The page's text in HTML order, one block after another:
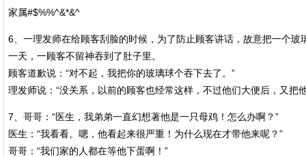
家属#$%%^&*&^
6、一理发师在给顾客刮脸的时候，为了防止顾客讲话，故意把一个玻
一天，一顾客不留神吞到了肚子里。
顾客道歉说：“对不起，我把你的玻璃球个吞下去了。”
理发师说：“没关系，以前的顾客也经常这样，不过他们大便后，又把
7、哥哥：“医生，我弟弟一直幻想著他是一只母鸡！怎么办啊？”
医生：“我看看。嗯，他看起来很严重！为什么现在才带他来呢？”
哥哥：“我们家的人都在等他下蛋啊！”